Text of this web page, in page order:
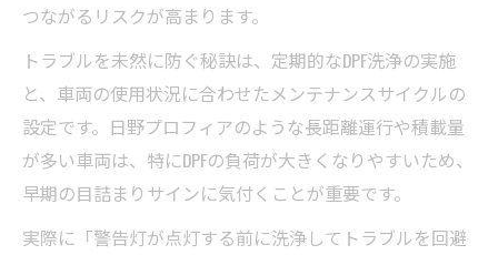
つながるリスクが高まります。
トラブルを未然に防ぐ秘訣は、定期的なDPF洗浄の実施
と、車両の使用状況に合わせたメンテナンスサイクルの
設定です。日野プロフィアのような長距離運行や積載量
が多い車両は、特にDPFの負荷が大きくなりやすいため、
早期の目詰まりサインに気付くことが重要です。
実際に「警告灯が点灯する前に洗浄してトラブルを回避